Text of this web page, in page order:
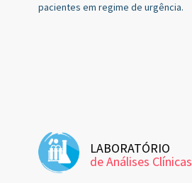
pacientes em regime de urgência.
LABORATÓRIO
de Análises Clínicas